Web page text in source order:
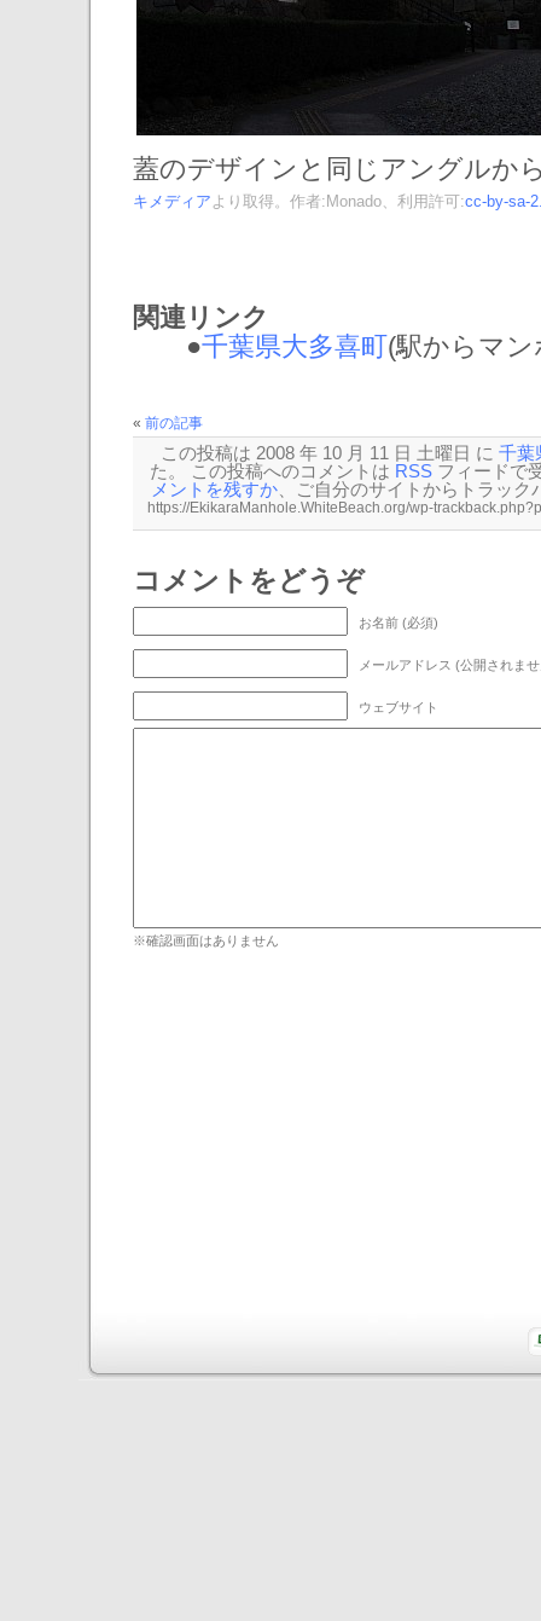
蓋のデザインと同じアングルか
キメディア より取得。作者:Monado、利用許可:cc-by-sa-
関連リンク
●千葉県大多喜町(駅からマン
« 前の記事
この投稿は 2008 年 10 月 11 日 土曜日 に 千葉
た。 この投稿へのコメントは RSS フィードで
メントを残すか 、ご自分のサイトから トラック
コメントをどうぞ
お名前 (必須)
メールアドレス (公開されま
ウェブサイト
※確認画面はありません